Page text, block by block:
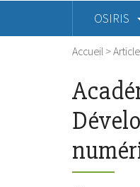
OSIRIS
Accueil >